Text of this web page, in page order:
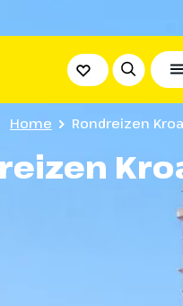
Home Rondreizen